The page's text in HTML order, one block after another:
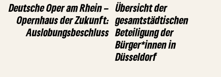
Deutsche Oper am Rhein –
Opernhaus der Zukunft:
Auslobungsbeschluss
Übersicht der
gesamtstädtischen
Beteiligung der
Bürger*innen in
Düsseldorf